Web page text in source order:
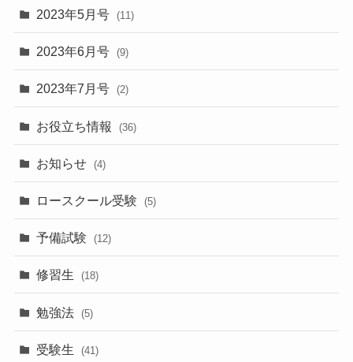
2023年5月号 (11)
2023年6月号 (9)
2023年7月号 (2)
お役立ち情報 (36)
お知らせ (4)
ロースクール受験 (5)
予備試験 (12)
修習生 (18)
勉強法 (5)
受験生 (41)